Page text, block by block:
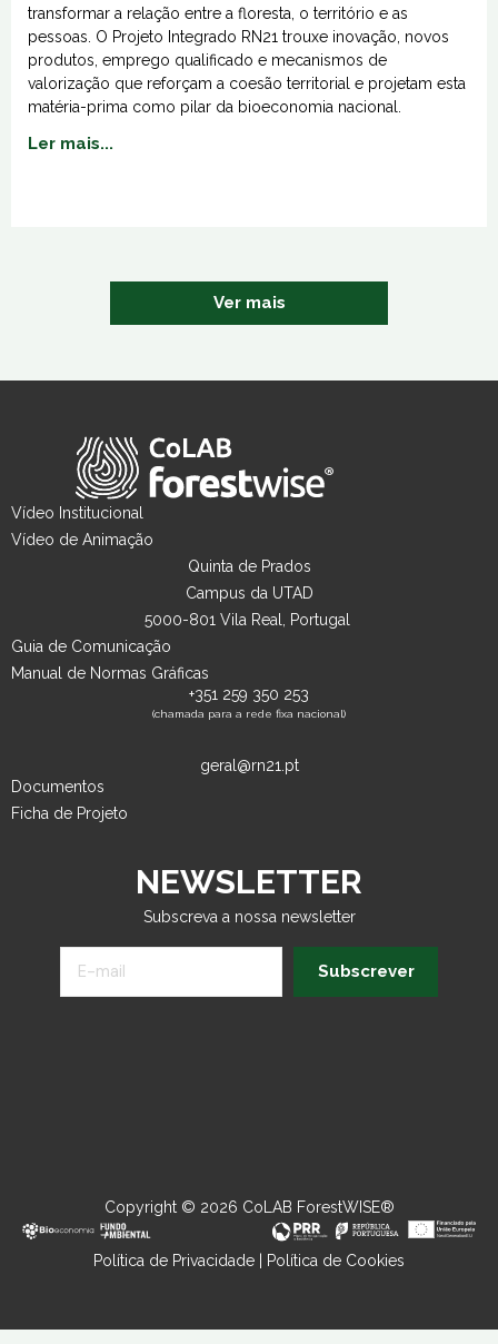
do pinhal, gera valor e promove a gestão florestal,
promovendo a coesão territorial e a indústria. A espécie
pinheiro-bravo (Pinus pinaster) é a principal produtora, e a
sua transformação industrial gera inúmeros produtos e
utilizações que usamos diariamente. Da floresta ao nosso
Ler mais...
Ver mais
Vídeo Institucional
Vídeo de Animação
Quinta de Prados
Campus da UTAD
5000-801 Vila Real, Portugal
Guia de Comunicação
Manual de Normas Gráficas
+351 259 350 253
(chamada para a rede fixa nacional)
geral@rn21.pt
Documentos
Ficha de Projeto
NEWSLETTER
Subscreva a nossa newsletter
Subscrever
Copyright © 2026 CoLAB ForestWISE®
Política de Privacidade Política de Cookies